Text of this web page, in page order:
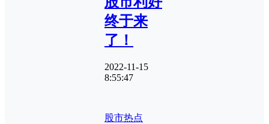
终于来
了！
2022-11-15
8:55:47
股市热点